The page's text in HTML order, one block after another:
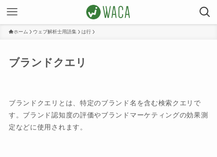
ホーム ウェブ解析士用語集 は行
ブランドクエリ
ブランドクエリとは、特定のブランド名を含む検索クエリで
す。ブランド認知度の評価やブランドマーケティングの効果測
定などに使用されます。